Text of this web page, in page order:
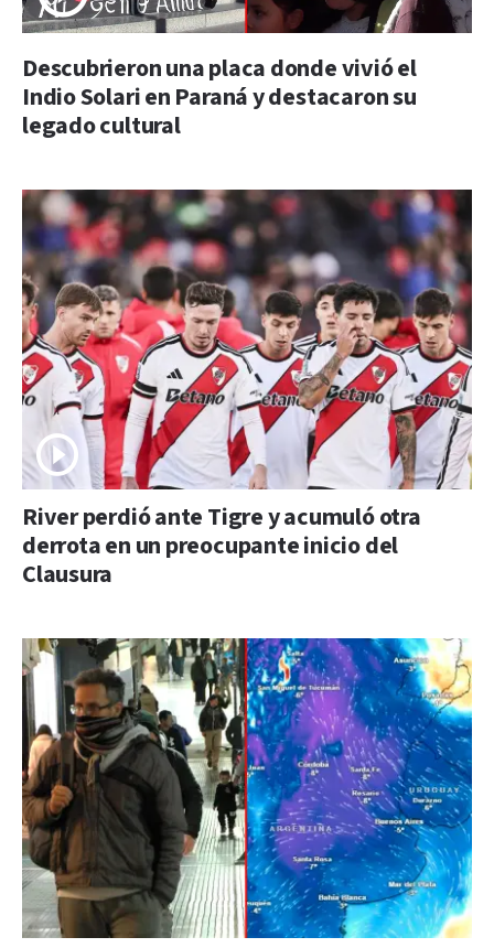
Descubrieron una placa donde vivió el
Indio Solari en Paraná y destacaron su
legado cultural
River perdió ante Tigre y acumuló otra
derrota en un preocupante inicio del
Clausura